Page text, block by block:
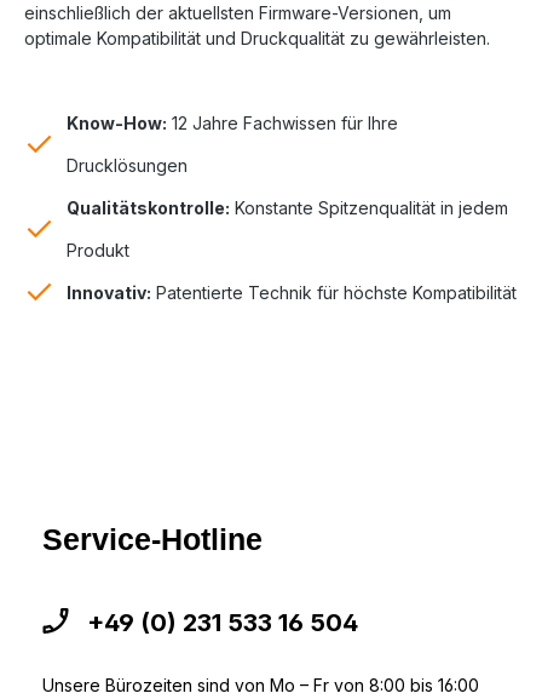
einschließlich der aktuellsten Firmware-Versionen, um
optimale Kompatibilität und Druckqualität zu gewährleisten.
Know-How: 12 Jahre Fachwissen für Ihre
Drucklösungen
Qualitätskontrolle: Konstante Spitzenqualität in jedem
Produkt
Innovativ: Patentierte Technik für höchste Kompatibilität
Service-Hotline
+49 (0) 231 533 16 504
Unsere Bürozeiten sind von Mo – Fr von 8:00 bis 16:00